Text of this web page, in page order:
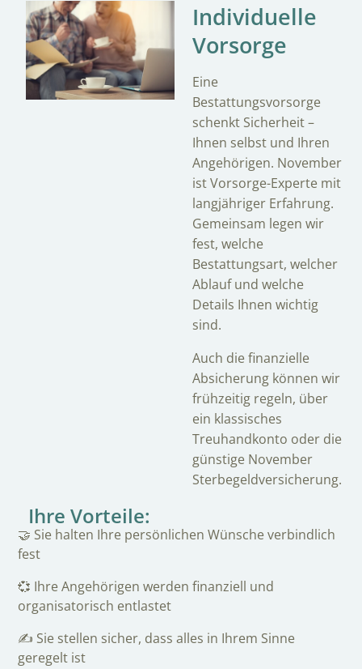
Individuelle
Vorsorge
Eine
Bestattungsvorsorge
schenkt Sicherheit –
Ihnen selbst und Ihren
Angehörigen. November
ist Vorsorge-Experte mit
langjähriger Erfahrung.
Gemeinsam legen wir
fest, welche
Bestattungsart, welcher
Ablauf und welche
Details Ihnen wichtig
sind.
Auch die finanzielle
Absicherung können wir
frühzeitig regeln, über
ein klassisches
Treuhandkonto oder die
günstige November
Sterbegeldversicherung.
Ihre Vorteile:
🤝 Sie halten Ihre persönlichen Wünsche verbindlich
fest
💞 Ihre Angehörigen werden finanziell und
organisatorisch entlastet
✍️ Sie stellen sicher, dass alles in Ihrem Sinne
geregelt ist